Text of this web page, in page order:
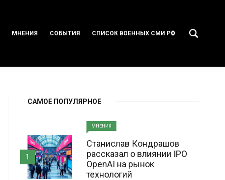
МНЕНИЯ СОБЫТИЯ СПИСОК ВОЕННЫХ СМИ РФ
САМОЕ ПОПУЛЯРНОЕ
МНЕНИЯ
Станислав Кондрашов
рассказал о влиянии IPO
OpenAI на рынок
технологий
1